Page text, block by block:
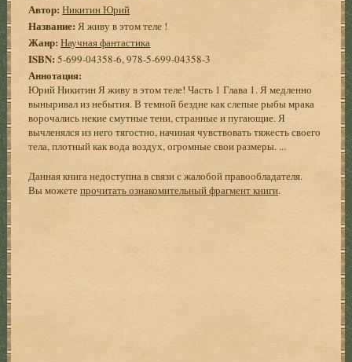
Автор: Никитин Юрий
Название: Я живу в этом теле !
Жанр: Научная фантастика
ISBN:5-699-04358-6, 978-5-699-04358-3
Аннотация:
Юрий Никитин Я живу в этом теле! Часть 1 Глава 1. Я медленно
выныривал из небытия. В темной бездне как слепые рыбы мрака
ворочались некие смутные тени, странные и пугающие. Я
вычленялся из него тягостно, начиная чувствовать тяжесть своего
тела, плотный как вода воздух, огромные свои размеры. ...
Данная книга недоступна в связи с жалобой правообладателя.
Вы можетепрочитать ознакомительный фрагмент книги.